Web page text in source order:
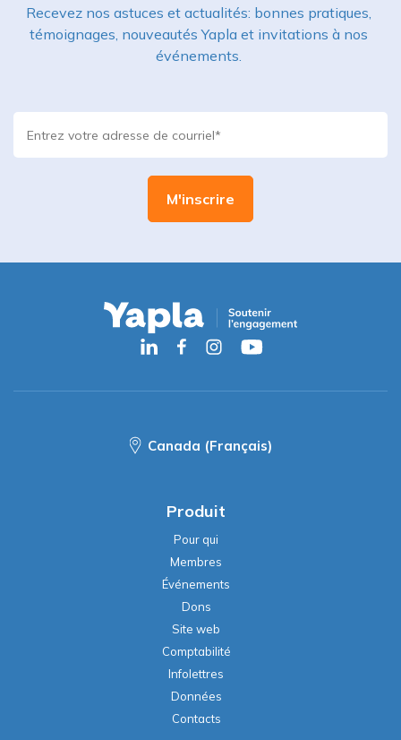
Recevez nos astuces et actualités: bonnes pratiques,
témoignages, nouveautés Yapla et invitations à nos
événements.
Canada (Français)
Produit
Pour qui
Membres
Événements
Dons
Site web
Comptabilité
Infolettres
Données
Contacts